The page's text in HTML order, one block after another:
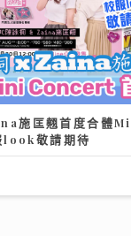
施匡翹首度合體
look敬請期待